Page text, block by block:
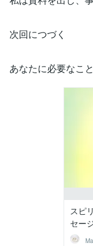
次回につづく
あなたに必要なこ
スピ
セー